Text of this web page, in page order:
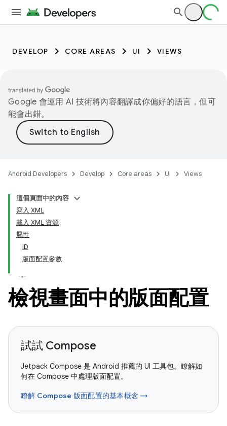
DEVELOP CORE AREAS UI VIEWS
Google 會運用 AI 技術將內容翻譯成你偏好的語言，但可
能會出錯。
Android Developers Develop Core areas UI Views
這個頁面中的內容
寫入 XML
載入 XML 資源
屬性
ID
版面配置參數
檢視畫面中的版面配置
試試 Compose
Jetpack Compose 是 Android 推薦的 UI 工具包。瞭解如
何在 Compose 中處理版面配置。
瞭解 Compose 版面配置的基本概念 →